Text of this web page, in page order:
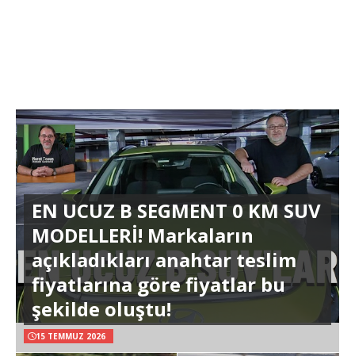
EN UCUZ B SEGMENT 0 KM SUV
MODELLERİ! Markaların
açıkladıkları anahtar teslim
fiyatlarına göre fiyatlar bu
şekilde oluştu!
15 TEMMUZ 2026